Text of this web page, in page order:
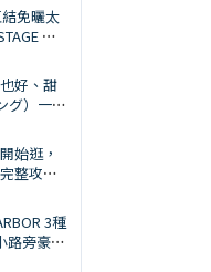
結免曬太
必
好、甜
グ）一次
始逛，
整攻略
3種
路旁豪華